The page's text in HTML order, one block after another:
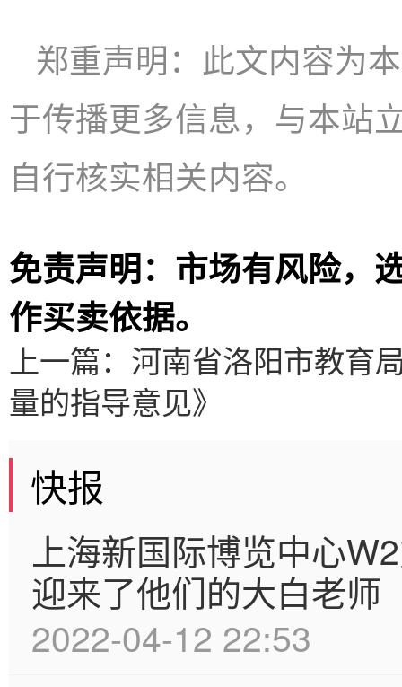
郑重声明：此文内容为
于传播更多信息，与本站
自行核实相关内容。
免责声明：市场有风险，
作买卖依据。
上一篇： 河南省洛阳市教育
量的指导意见》
快报
上海新国际博览中心
迎来了他们的大白老师
2022-04-12 22:53